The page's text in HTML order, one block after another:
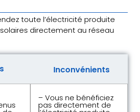
toute l’électricité produite
directement au réseau
Inconvénients
– Vous ne bénéficiez
pas directement de